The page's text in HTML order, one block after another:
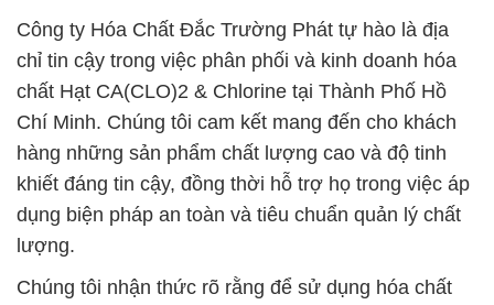
Công ty Hóa Chất Đắc Trường Phát tự hào là địa
chỉ tin cậy trong việc phân phối và kinh doanh hóa
chất Hạt CA(CLO)2 & Chlorine tại Thành Phố Hồ
Chí Minh. Chúng tôi cam kết mang đến cho khách
hàng những sản phẩm chất lượng cao và độ tinh
khiết đáng tin cậy, đồng thời hỗ trợ họ trong việc áp
dụng biện pháp an toàn và tiêu chuẩn quản lý chất
lượng.
Chúng tôi nhận thức rõ rằng để sử dụng hóa chất